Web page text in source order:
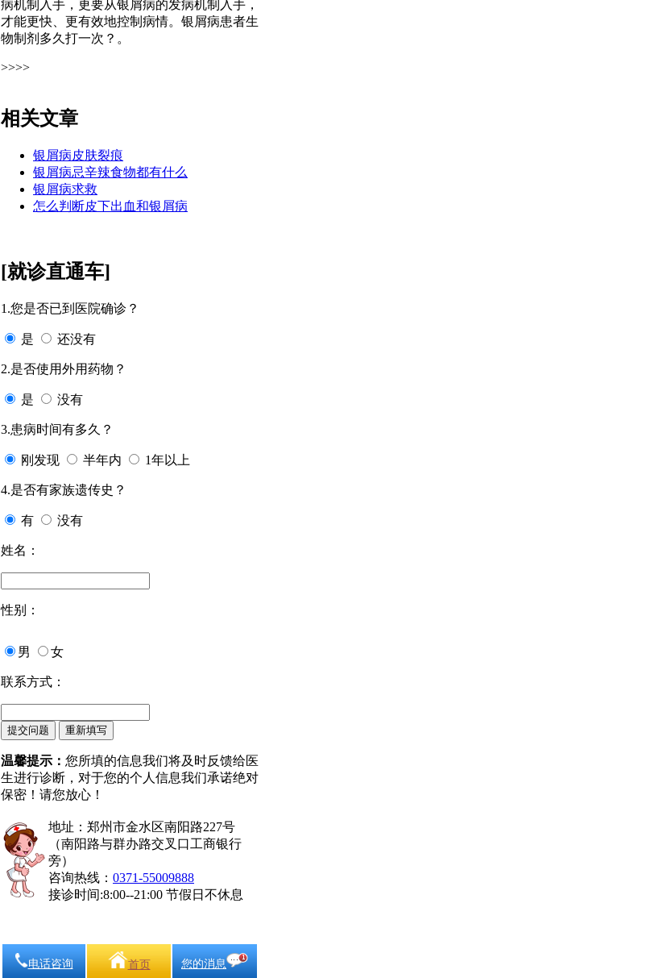
病机制入手，更要从银屑病的发病机制入手，
才能更快、更有效地控制病情。银屑病患者生
物制剂多久打一次？。
>>>>
相关文章
银屑病皮肤裂痕
银屑病忌辛辣食物都有什么
银屑病求救
怎么判断皮下出血和银屑病
[就诊直通车]
1.您是否已到医院确诊？
是 还没有
2.是否使用外用药物？
是 没有
3.患病时间有多久？
刚发现 半年内 1年以上
4.是否有家族遗传史？
有 没有
姓名：
性别：
男 女
联系方式：
温馨提示： 您所填的信息我们将及时反馈给医
生进行诊断，对于您的个人信息我们承诺绝对
保密！请您放心！
地址：郑州市金水区南阳路227号
（南阳路与群办路交叉口工商银行
旁）
咨询热线： 0371-55009888
接诊时间:8:00--21:00 节假日不休息
电话咨询 首页 您的消息